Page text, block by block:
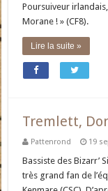
Poursuiveur
Morane ! » (CF8).
Lire la suite »
Tremlett,
Pattenrond 19
Bassiste des Bizarr’
très grand fan de